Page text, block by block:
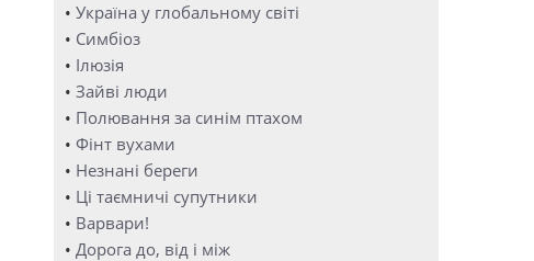
• Україна у глобальному світі
• Симбіоз
• Ілюзія
• Зайві люди
• Полювання за синім птахом
• Фінт вухами
• Незнані береги
• Ці таємничі супутники
• Варвари!
• Дорога до, від і між